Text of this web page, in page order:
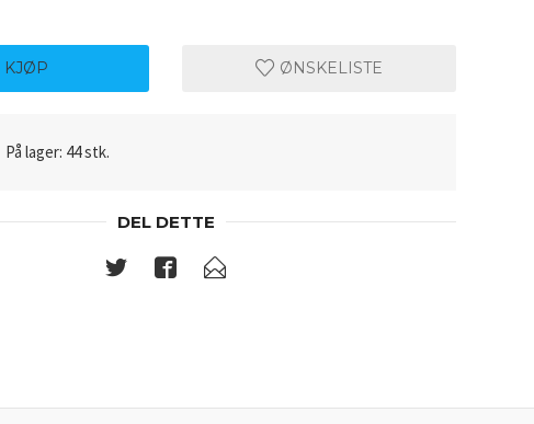
KJØP ØNSKELISTE
På lager: 44 stk.
DEL DETTE